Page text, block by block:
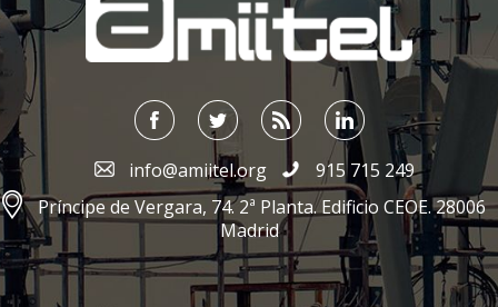
info@amiitel.org
915 715 249
Príncipe de Vergara, 74. 2ª Planta. Edificio CEOE. 28006
Madrid